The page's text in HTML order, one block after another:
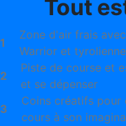
Tout
1
Zone d'air frais
Warrior et tyrolienne
2
Piste de course et
et se dépenser
3
Coins créatifs pour
cours à son